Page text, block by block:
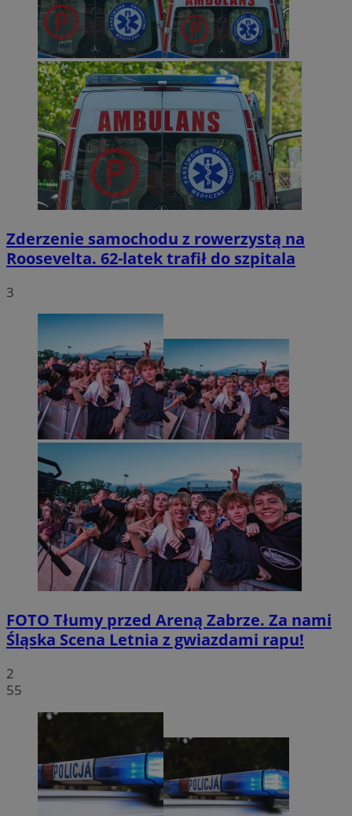
Zderzenie samochodu z rowerzystą na
Roosevelta. 62-latek trafił do szpitala
3
FOTO Tłumy przed Areną Zabrze. Za nami
Śląska Scena Letnia z gwiazdami rapu!
2
55